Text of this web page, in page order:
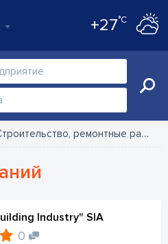
+27°C
ремонтные работы
Industry" SIA
0